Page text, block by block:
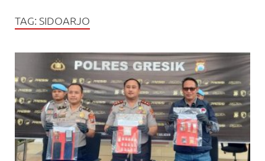
TAG: SIDOARJO